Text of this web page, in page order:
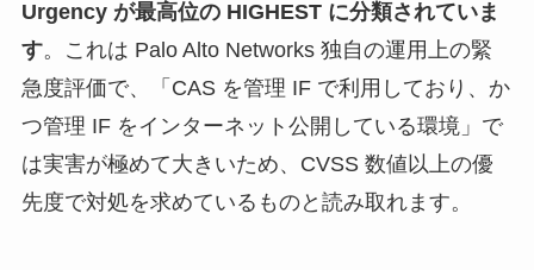
Urgency が最高位の HIGHEST に分類されていま
す。これは Palo Alto Networks 独自の運用上の緊
急度評価で、「CAS を管理 IF で利用しており、か
つ管理 IF をインターネット公開している環境」で
は実害が極めて大きいため、CVSS 数値以上の優
先度で対処を求めているものと読み取れます。